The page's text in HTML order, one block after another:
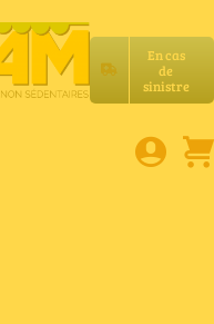
En cas
de
sinistre